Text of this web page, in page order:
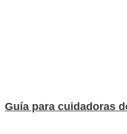
Guía para cuidadoras